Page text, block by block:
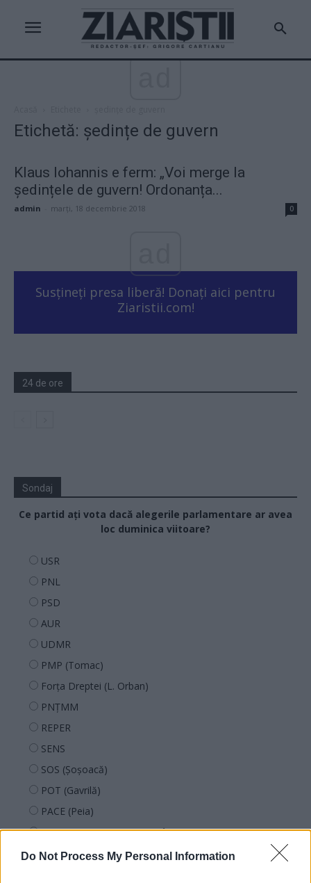
Do Not Process My Personal Information
Etichetă: ședințe de guvern
Klaus Iohannis e ferm: „Voi merge la
ședințele de guvern! Ordonanța...
admin marți, 18 decembrie 2018 0
Susțineți presa liberă! Donați aici pentru
Ziaristii.com!
24 de ore
Sondaj
Ce partid ați vota dacă alegerile parlamentare ar avea
loc duminica viitoare?
USR
PNL
PSD
AUR
UDMR
PMP (Tomac)
Forța Dreptei (L. Orban)
PNȚMM
REPER
SENS
SOS (Șoșoacă)
POT (Gavrilă)
PACE (Peia)
Acțiunea Conservatoare (Târziu)
PDF (Lazarus)